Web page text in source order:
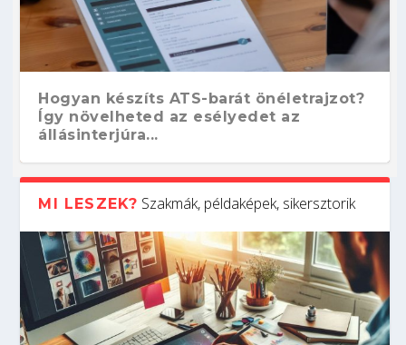
Hogyan készíts ATS-barát önéletrajzot?
Így növelheted az esélyedet az
állásinterjúra...
MI LESZEK? Szakmák, példaképek, sikersztorik